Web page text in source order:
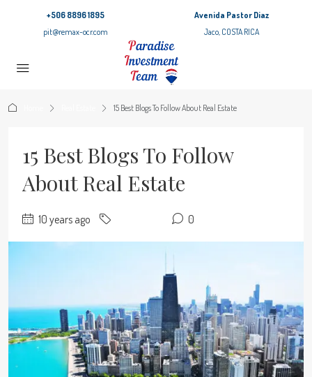
+506 8896 1895
pit@remax-ocr.com
Avenida Pastor Diaz
Jaco, COSTA RICA
15 Best Blogs To Follow About Real Estate
15 Best Blogs To Follow
About Real Estate
10 years ago 0